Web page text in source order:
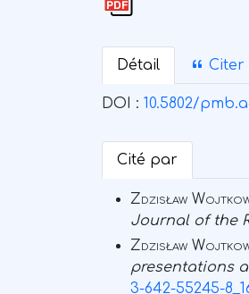
Détail Citer
DOI : 10.5802/
Cité par
Zdzisław
Journal of the
Zdzisław
presentations
3-642-55245-